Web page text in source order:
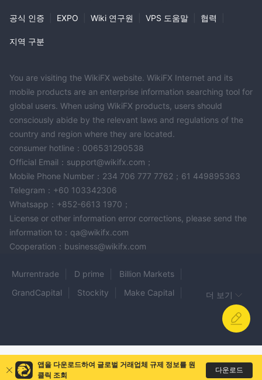
공식 인증 EXPO Wiki 연구원 VPS 도움말 협력
지역 구분
You are visiting the WikiFX website. WikiFX Internet and its
mobile products are an enterprise information searching tool for
global users. When using WikiFX products, users should
consciously abide by the relevant laws and regulations of the
country and region where they are located.
consumer hotline：006531290538
Official Email：support@wikifx.com；
Mobile Phone Number：234 706 777 7762；61 449895363
Telegram：+60 103342306
Whatsapp：+852-6613 1970；
License or other information error corrections, please send the
information to：qa@wikifx.com
Cooperation：business@wikifx.com
Murrentrade D prime
Billion Markets
GrandCapital
Stockity
Make Capital
YLG
DeltinFX SUPAY
Options AI
MEM Capital Partners
ActiveX Markets
더 보기
앱을 다운로드하여 글로벌 거래업체 규제 정보를 원
클릭 조회
다운로드